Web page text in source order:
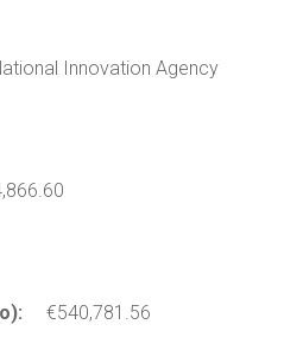
Innovation Agency
€540,781.56